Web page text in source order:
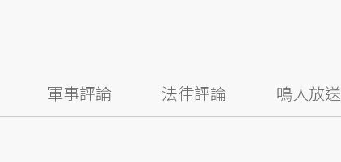
軍事評論 法律評論 鳴人放送